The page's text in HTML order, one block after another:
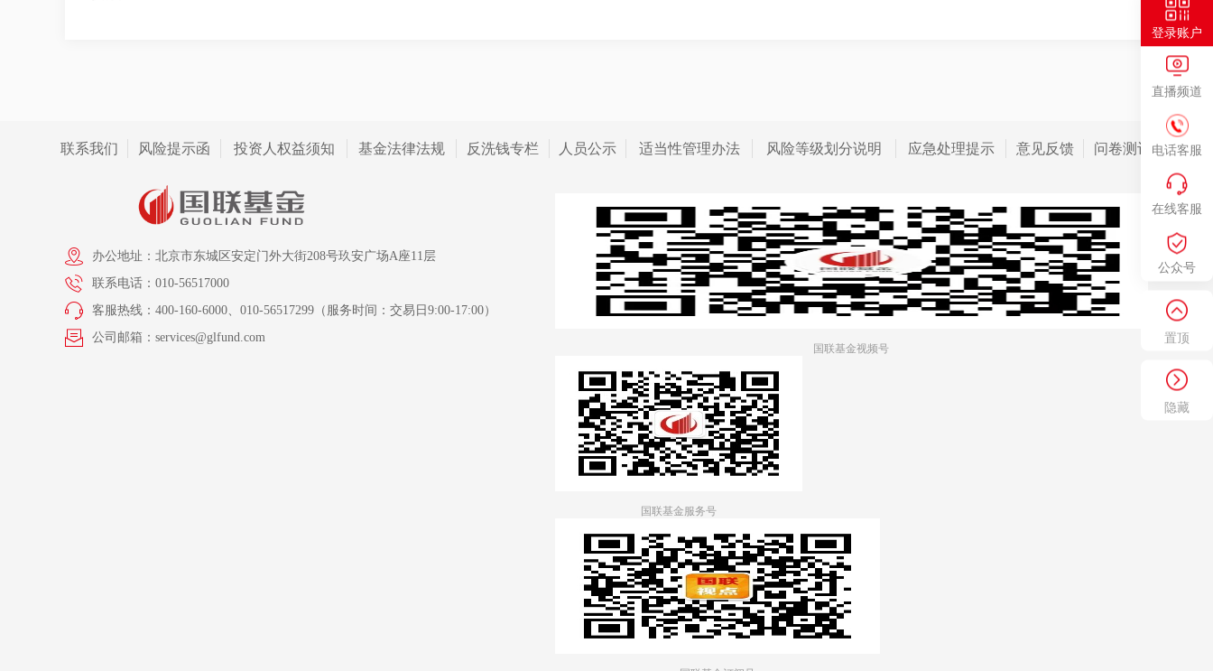
登录账户
直播频道
电话客服
在线客服
公众号
置顶
隐藏
联系我们 风险提示函 投资人权益须知 基金法律法规 反洗钱专栏 人员公示 适当性管理办法 风险等级划分说明 应急处理提示 意见反馈 问卷测评
办公地址：北京市东城区安定门外大街208号玖安广场A座11层
联系电话：010-56517000
客服热线：400-160-6000、010-56517299（服务时间：交易日9:00-17:00）
公司邮箱：services@glfund.com
国联基金视频号
国联基金服务号